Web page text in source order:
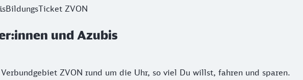
und Azubis
BildungsTicket ZVON
und Azubis
ZVON rund um die Uhr, so viel Du willst, fahren und sparen.